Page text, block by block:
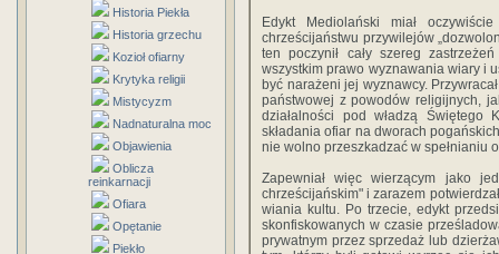
Historia Piekła
Historia grzechu
Kozioł ofiarny
Krytyka religii
Mistycyzm
Nadnaturalna moc
Objawienia
Oblicza
reinkarnacji
Ofiara
Opętanie
Piekło
Edykt Mediolański miał
chrześcijaństwu przywilejów
ten poczynił cały szereg
wszystkim prawo wy­znawania wiary i
być narażeni jej wyznawcy.
państwowej z powodów religijnych,
działalności pod władzą Świętego
składania ofiar na dworach
nie wolno przeszkadzać w spełnianiu
Zapewniał więc wierzącym jako
chrześcijańskim" i zara­zem
wiania kultu. Po trzecie, edykt
skonfiskowanych w czasie
prywatnym przez sprzedaż lub